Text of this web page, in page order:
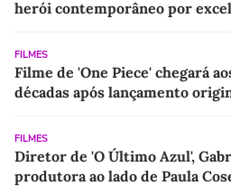
herói contemporâneo por
FILMES
Filme de 'One Piece' chegará
décadas após lançamento
FILMES
Diretor de 'O Último Azul',
produtora ao lado de Paula